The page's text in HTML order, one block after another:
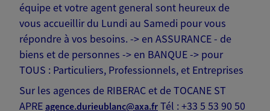
équipe et votre agent general sont heureux de
vous accueillir du Lundi au Samedi pour vous
répondre à vos besoins. -> en ASSURANCE - de
biens et de personnes -> en BANQUE -> pour
TOUS : Particuliers, Professionnels, et Entreprises
Sur les agences de RIBERAC et de TOCANE ST
APRE agence.durieublanc@axa.fr Tél : +33 5 53 90 50